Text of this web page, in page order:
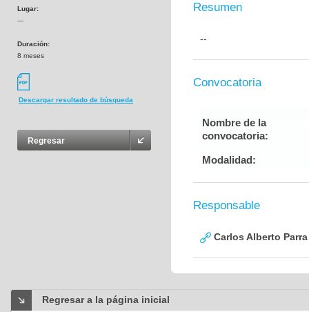
Lugar:
---
Duración:
8 meses
Descargar resultado de búsqueda
Regresar
Resumen
--
Convocatoria
Nombre de la
convocatoria:
Modalidad:
Responsable
Carlos Alberto
Regresar a la página inicial